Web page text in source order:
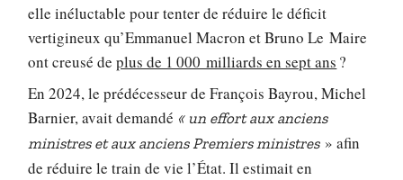
elle inéluctable pour tenter de réduire le déficit
vertigineux qu’Emmanuel Macron et Bruno Le Maire
ont creusé deplus de 1 000 milliards en sept ans ?
En 2024, le prédécesseur de François Bayrou, Michel
Barnier, avait demandé «un effort aux anciens
ministres et aux anciens Premiers ministres» afin
de réduire le train de vie l’État. Il estimait en